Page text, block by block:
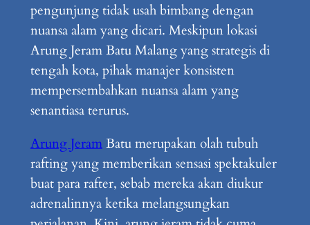
pengunjung tidak usah bimbang dengan
nuansa alam yang dicari. Meskipun lokasi
Arung Jeram Batu Malang yang strategis di
tengah kota, pihak manajer konsisten
mempersembahkan nuansa alam yang
senantiasa terurus.
Arung JeramBatu merupakan olah tubuh
rafting yang memberikan sensasi spektakuler
buat para rafter, sebab mereka akan diukur
adrenalinnya ketika melangsungkan